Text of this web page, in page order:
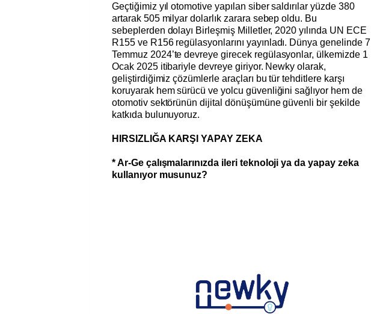
Geçtiğimiz yıl otomotive yapılan siber saldırılar yüzde 380
artarak 505 milyar dolarlık zarara sebep oldu. Bu
sebeplerden dolayı Birleşmiş Milletler, 2020 yılında UN ECE
R155 ve R156 regülasyonlarını yayınladı. Dünya genelinde 7
Temmuz 2024’te devreye girecek regülasyonlar, ülkemizde 1
Ocak 2025 itibariyle devreye giriyor. Newky olarak,
geliştirdiğimiz çözümlerle araçları bu tür tehditlere karşı
koruyarak hem sürücü ve yolcu güvenliğini sağlıyor hem de
otomotiv sektörünün dijital dönüşümüne güvenli bir şekilde
katkıda bulunuyoruz.
HIRSIZLIĞA KARŞI YAPAY ZEKA
* Ar-Ge çalışmalarınızda ileri teknoloji ya da yapay zeka
kullanıyor musunuz?